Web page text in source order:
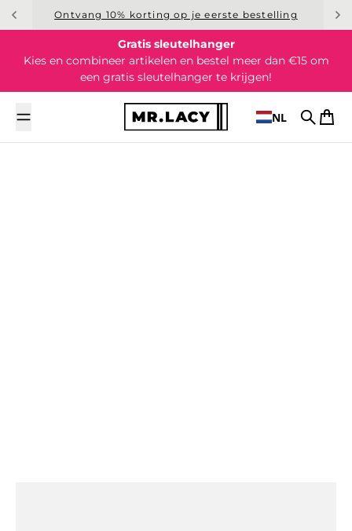
Overslaan naar inhoud
Ontvang 10% korting op je eerste bestelling
Gratis sleutelhanger
Kies en combineer artikelen en bestel meer dan €15 om
een gratis sleutelhanger te krijgen!
NL
Zoek op